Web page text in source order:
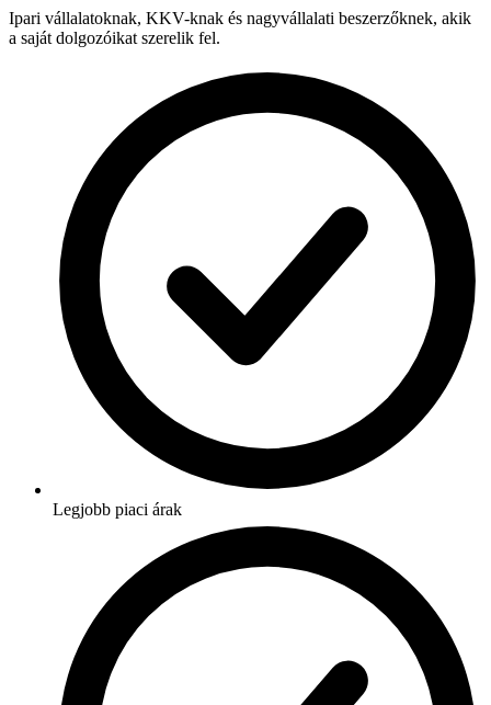
Ipari vállalatoknak, KKV-knak és nagyvállalati beszerzőknek, akik
a saját dolgozóikat szerelik fel.
Legjobb piaci árak